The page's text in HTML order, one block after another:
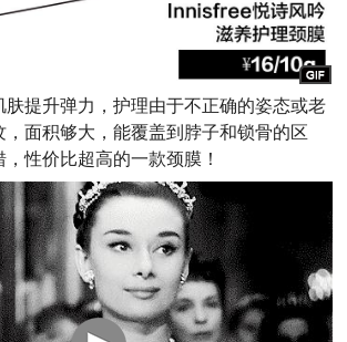
肤提升弹力，护理由于不正确的姿态或老
，面积够大，能覆盖到脖子和锁骨的区
性价比超高的一款颈膜！